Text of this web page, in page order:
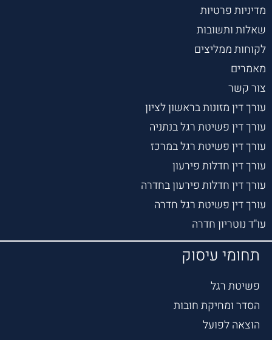
מדיניות פרטיות
שאלות ותשובות
לקוחות ממליצים
מאמרים
צור קשר
עורך דין מזונות בראשון לציון
עורך דין פשיטת רגל בנתניה
עורך דין פשיטת רגל במרכז
עורך דין חדלות פירעון
עורך דין חדלות פירעון בחדרה
עורך דין פשיטת רגל חדרה
עו"ד נוטריון חדרה
תחומי עיסוק
פשיטת רגל
הסדר ומחיקת חובות
הוצאה לפועל